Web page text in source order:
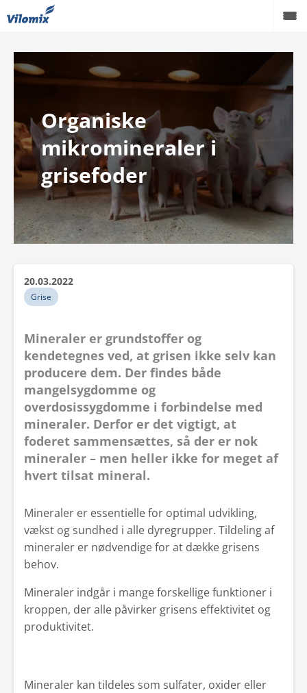
Organiske
mikromineraler i
grisefoder
20.03.2022
Grise
Mineraler er grundstoffer og
kendetegnes ved, at grisen ikke selv kan
producere dem. Der findes både
mangelsygdomme og
overdosissygdomme i forbindelse med
mineraler. Derfor er det vigtigt, at
foderet sammensættes, så der er nok
mineraler – men heller ikke for meget af
hvert tilsat mineral.
Mineraler er essentielle for optimal udvikling,
vækst og sundhed i alle dyregrupper. Tildeling af
mineraler er nødvendige for at dække grisens
behov.
Mineraler indgår i mange forskellige funktioner i
kroppen, der alle påvirker grisens effektivitet og
produktivitet.
Mineraler kan tildeles som sulfater, oxider eller
Kvæg
Fjerkræ
Viden
Podcast
Karriere
Om os